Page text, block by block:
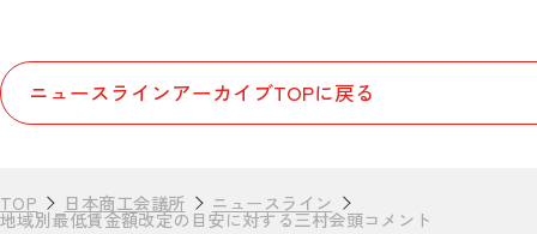
ニュースラインアーカイブTOPに戻る
TOP 日本商工会議所 ニュースライン
地域別最低賃金額改定の目安に対する三村会頭コメント